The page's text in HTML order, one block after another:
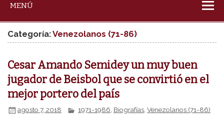
MENÚ
Categoría:Venezolanos (71-86)
Cesar Amando Semidey un muy buen
jugador de Beisbol que se convirtió en el
mejor portero del país
agosto 7, 2018 1971-1986, Biografías,Venezolanos (71-86)